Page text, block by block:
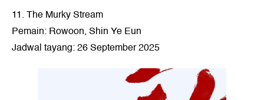
11. The Murky Stream
Pemain: Rowoon, Shin Ye Eun
Jadwal tayang: 26 September 2025